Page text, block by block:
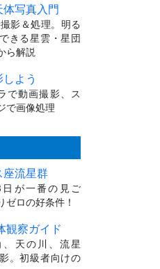
写真入門
影＆処理。明る
きる星雲・星団
ら解説
よう
で動画撮影、ス
で画像処理
座流星群
が一番の見ご
ゼロの好条件！
観察ガイド
天の川、流星
。初級者向けの